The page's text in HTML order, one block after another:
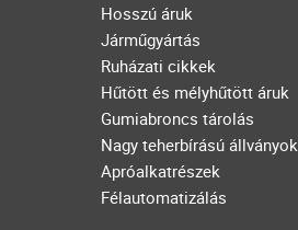
Hosszú áruk
Járműgyártás
Ruházati cikkek
Hűtött és mélyhűtött áruk
Gumiabroncs tárolás
Nagy teherbírású állványok
Apróalkatrészek
Félautomatizálás